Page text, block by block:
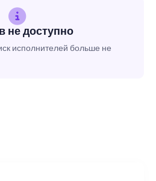
не доступно
исполнителей больше не